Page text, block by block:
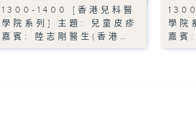
1300-1400 [香港兒科醫
學院系列] 主題: 兒童皮疹
嘉賓: 陸志剛醫生(香港…
學院
嘉賓